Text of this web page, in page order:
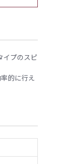
イプのスピ
的に行え